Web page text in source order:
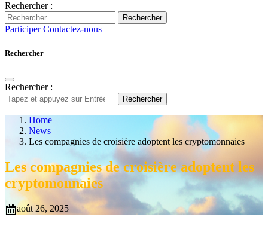
Rechercher :
Rechercher
ParticiperContactez-nous
Rechercher
Rechercher :
Rechercher
Home
News
Les compagnies de croisière adoptent les cryptomonnaies
Les compagnies de croisière adoptent les
cryptomonnaies
août 26, 2025